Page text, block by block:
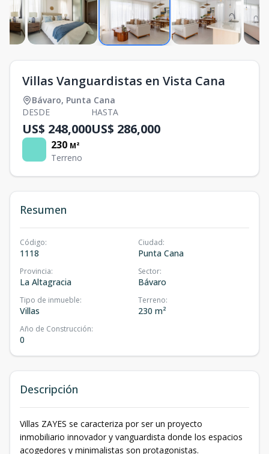
Villas Vanguardistas en Vista Cana
Bávaro, Punta Cana
DESDE
US$ 248,000
HASTA
US$ 286,000
230 M²
Terreno
Resumen
Código:
1118
Ciudad:
Punta Cana
Provincia:
La Altagracia
Sector:
Bávaro
Tipo de inmueble:
Villas
Terreno:
230 m²
Año de Construcción:
0
Descripción
Villas ZAYES se caracteriza por ser un proyecto
inmobiliario innovador y vanguardista donde los espacios
acogedores y minimalistas son protagonistas.